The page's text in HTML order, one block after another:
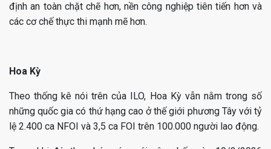
định an toàn chặt chẽ hơn, nền công nghiệp tiên tiến hơn và
các cơ chế thực thi mạnh mẽ hơn.
Hoa Kỳ
Theo thống kê nói trên của ILO, Hoa Kỳ vẫn nằm trong số
những quốc gia có thứ hạng cao ở thế giới phương Tây với tỷ
lệ 2.400 ca NFOI và 3,5 ca FOI trên 100.000 người lao động.